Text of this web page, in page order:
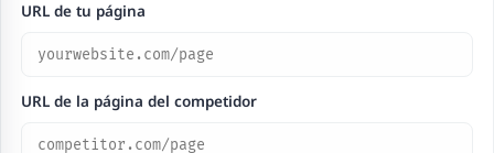
URL de tu página
URL de la página del competidor